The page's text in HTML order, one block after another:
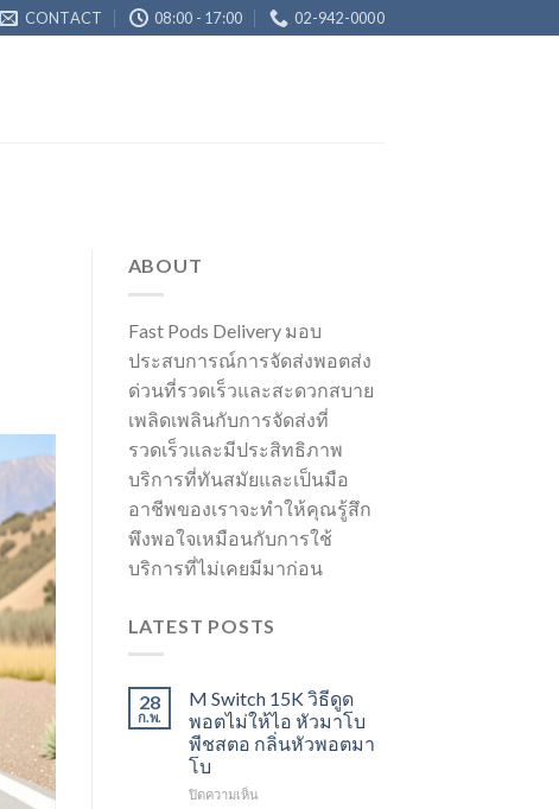
CONTACT 08:00 - 17:00 02-942-0000
ABOUT
Fast Pods Delivery มอบ
ประสบการณ์การจัดส่งพอตส่ง
ด่วนที่รวดเร็วและสะดวกสบาย
เพลิดเพลินกับการจัดส่งที่
รวดเร็วและมีประสิทธิภาพ
บริการที่ทันสมัยและเป็นมือ
อาชีพของเราจะทำให้คุณรู้สึก
พึงพอใจเหมือนกับการใช้
บริการที่ไม่เคยมีมาก่อน
LATEST POSTS
28
ก.พ.
M Switch 15K วิธีดูด
พอตไม่ให้ไอ หัวมาโบ
พีชสตอ กลิ่นหัวพอตมา
โบ
ปิดความเห็นบน